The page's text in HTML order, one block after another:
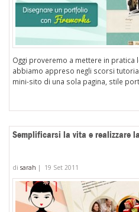
Oggi proveremo a mettere in pratica
abbiamo appreso negli scorsi
mini-sito di una sola pagina, stile
Semplificarsi la vita e realizzare
di sarah | 19 Set 2011